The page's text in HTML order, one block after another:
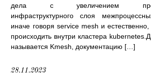
дела с увеличением
инфраструктурного слоя
иначе говоря service mesh и естественно,
происходить внутри кластера
называется Kmesh, документацию […]
28.11.2023